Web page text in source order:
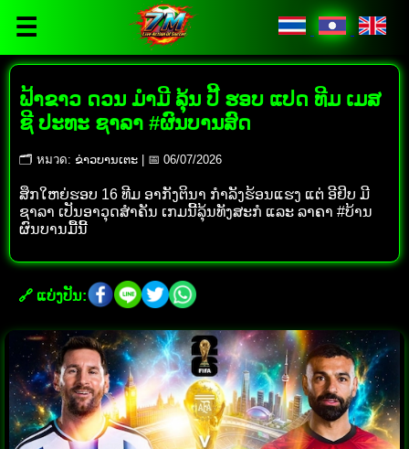
☰
ຟ້າຂາວ ດວນ ມຳມີ ລຸ້ນ ປີ້ ຮອບ ແປດ ທີມ ເມສ
ຊີ ປະທະ ຊາລາ #ຜົນບານສົດ
🗂 หมวด: ຂ່າວບານເຕະ | 📅 06/07/2026
ສຶກໃຫຍ່ຮອບ 16 ທີມ ອາກັງຕິນາ ກຳລັງຮ້ອນແຮງ ແຕ່ ອີຢິບ ມີ
ຊາລາ ເປັນອາວຸດສຳຄັນ ເກມນີ້ລຸ້ນທັງສະກໍ ແລະ ລາຄາ #ບ້ານ
ຜົນບານມື້ນີ້
🔗 ແບ່ງປັນ: